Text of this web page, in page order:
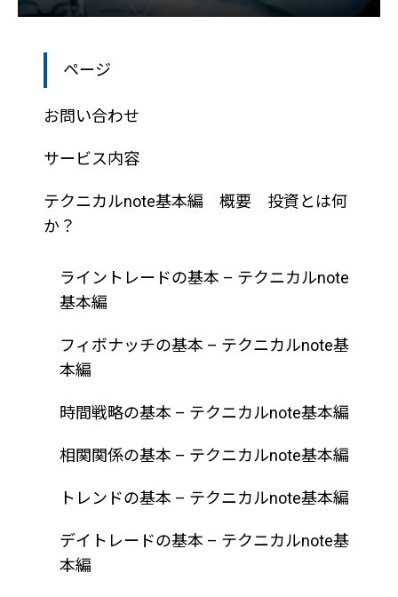
ページ
お問い合わせ
サービス内容
テクニカルnote基本編 概要 投資とは何
か？
ライントレードの基本 – テクニカルnote
基本編
フィボナッチの基本 – テクニカルnote基
本編
時間戦略の基本 – テクニカルnote基本編
相関関係の基本 – テクニカルnote基本編
トレンドの基本 – テクニカルnote基本編
デイトレードの基本 – テクニカルnote基
本編